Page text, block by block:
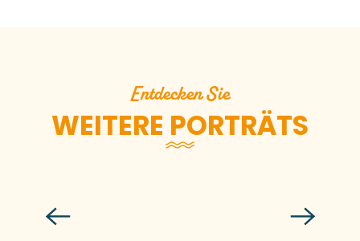
Entdecken Sie
WEITERE PORTRÄTS